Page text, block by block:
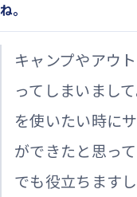
ね。
キャンプやアウ
ってしまいまし
を使いたい時に
ができたと思っ
でも役立ちます